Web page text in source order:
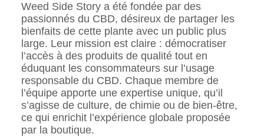
Weed Side Story a été fondée par des
passionnés du CBD, désireux de partager les
bienfaits de cette plante avec un public plus
large. Leur mission est claire : démocratiser
l’accès à des produits de qualité tout en
éduquant les consommateurs sur l’usage
responsable du CBD. Chaque membre de
l’équipe apporte une expertise unique, qu’il
s’agisse de culture, de chimie ou de bien-être,
ce qui enrichit l’expérience globale proposée
par la boutique.